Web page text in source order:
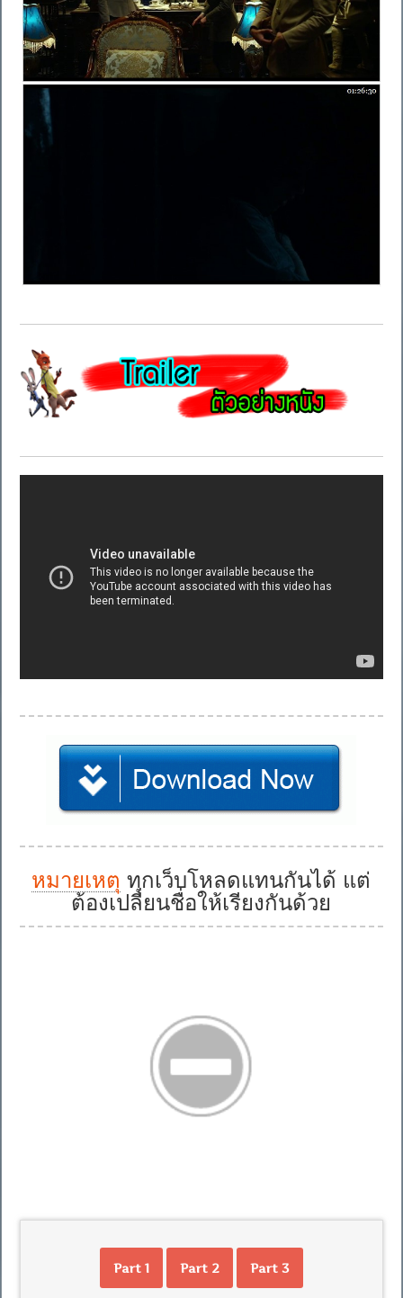
หมายเหตุ ทุกเว็บโหลดแทนกันได้ แต่
ต้องเปลี่ยนชื่อให้เรียงกันด้วย
Part 1 Part 2 Part 3